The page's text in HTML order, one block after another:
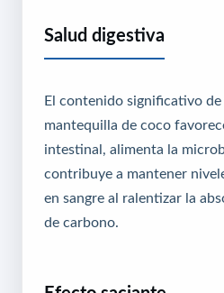
Salud digestiva
El contenido significativo de
mantequilla de coco
intestinal, alimenta la
contribuye a mantener
en sangre al ralentizar la
de carbono.